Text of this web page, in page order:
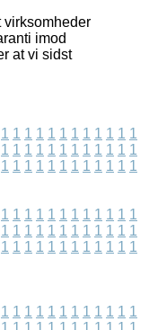
virksomheder
imod
at vi sidst
1 1 1 1 1 1 1 1 1 1 1 1
1 1 1 1 1 1 1 1 1 1 1 1
1 1 1 1 1 1 1 1 1 1 1 1
1 1 1 1 1 1 1 1 1 1 1 1
1 1 1 1 1 1 1 1 1 1 1 1
1 1 1 1 1 1 1 1 1 1 1 1
1 1 1 1 1 1 1 1 1 1 1 1